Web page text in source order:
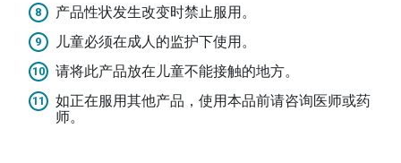
产品性状发生改变时禁止服用。
儿童必须在成人的监护下使用。
请将此产品放在儿童不能接触的地方。
如正在服用其他产品，使用本品前请咨询医师或药
师。